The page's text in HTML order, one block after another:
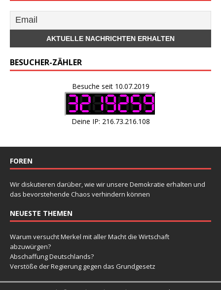
BESUCHER-ZÄHLER
Besuche seit 10.07.2019
Deine IP: 216.73.216.108
FOREN
Wir diskutieren darüber, wie wir unsere Demokratie erhalten und
das bevorstehende Chaos verhindern können
NEUESTE THEMEN
Warum versucht Merkel mit aller Macht die Wirtschaft
abzuwürgen?
Abschaffung Deutschlands?
Verstöße der Regierung gegen das Grundgesetz